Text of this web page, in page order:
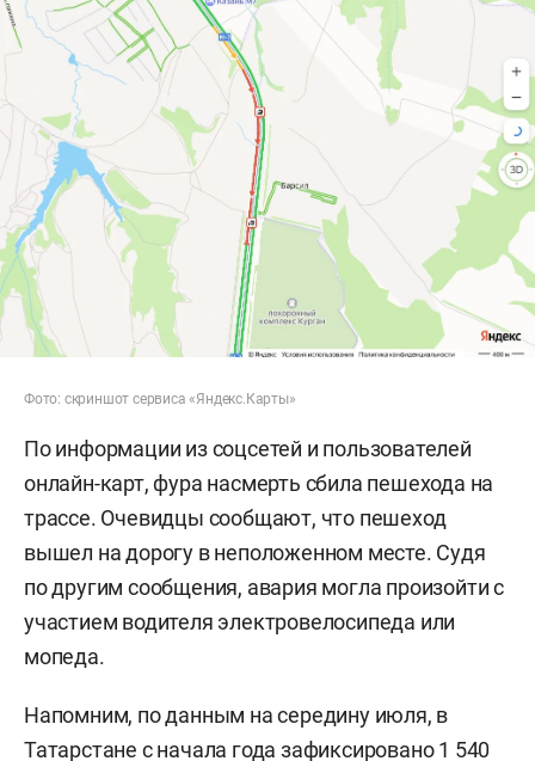
Фото: скриншот сервиса «Яндекс.Карты»
По информации из соцсетей и пользователей
онлайн-карт, фура насмерть сбила пешехода на
трассе. Очевидцы сообщают, что пешеход
вышел на дорогу в неположенном месте. Судя
по другим сообщения, авария могла произойти с
участием водителя электровелосипеда или
мопеда.
Напомним, по данным на середину июля, в
Татарстане с начала годазафиксировано1 540